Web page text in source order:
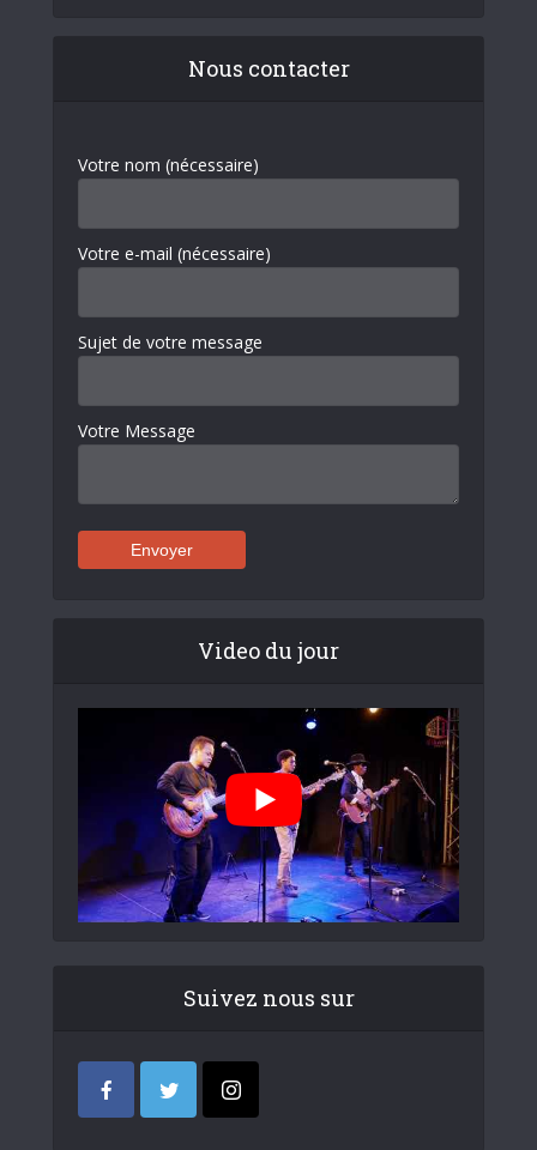
Nous contacter
Votre nom (nécessaire)
Votre e-mail (nécessaire)
Sujet de votre message
Votre Message
Video du jour
Suivez nous sur